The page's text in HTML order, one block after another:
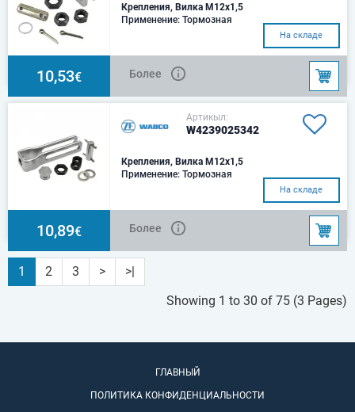
Крепления, Вилка M12x1,5
Применение: Тормозная
16x1.5, 2x M 12x1.5Колпачо
На складе
10,53€ Более
Артикыл:
W4239025342
Крепления, Вилка M12x1,5
Применение: Тормозная
4Шестигранная гайка: 1x BM
16x1.
На складе
10,89€ Более
1 2 3 >
>|
Showing 1 to 30 of 75 (3 Pages)
ГЛАВНЫЙ
ПОЛИТИКА КОНФИДЕНЦИАЛЬНОСТИ